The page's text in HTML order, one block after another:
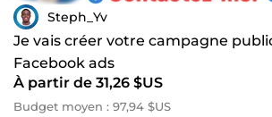
Steph_Yv
Je vais créer votre campagne
Facebook ads
À partir de 31,26 $US
Budget moyen : 97,94 $US